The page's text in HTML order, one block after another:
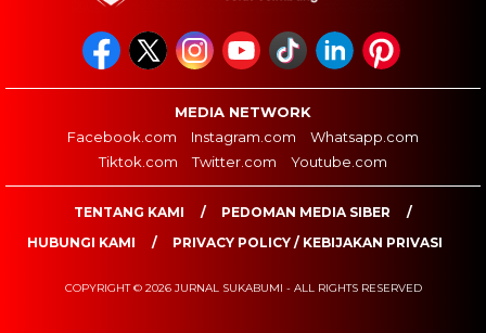
MEDIA NETWORK
Facebook.com
Instagram.com
Whatsapp.com
Tiktok.com
Twitter.com Youtube.com
TENTANG KAMI
PEDOMAN MEDIA SIBER
HUBUNGI KAMI
PRIVACY POLICY / KEBIJAKAN PRIVASI
COPYRIGHT © 2026 JURNAL SUKABUMI - ALL RIGHTS RESERVED